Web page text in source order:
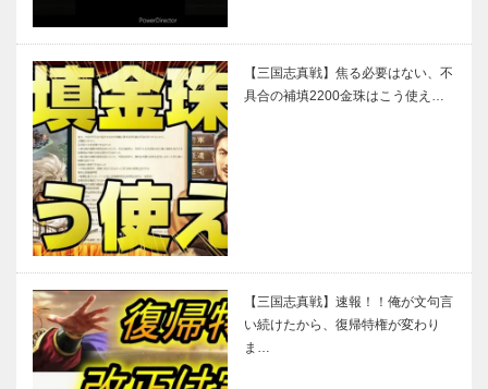
【三国志真戦】焦る必要はない、不
具合の補填2200金珠はこう使え…
【三国志真戦】速報！！俺が文句言
い続けたから、復帰特権が変わり
ま…